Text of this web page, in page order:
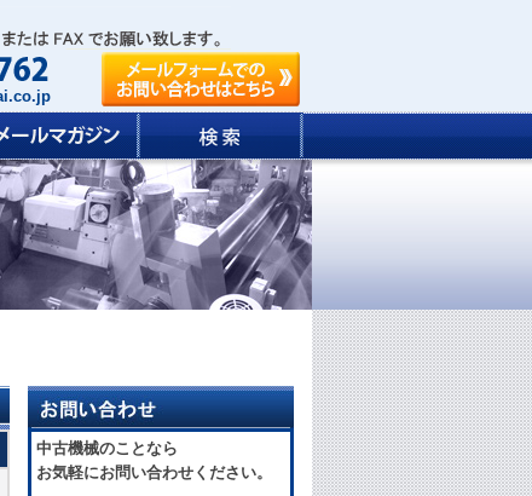
中古機械のことなら
お気軽にお問い合わせください。